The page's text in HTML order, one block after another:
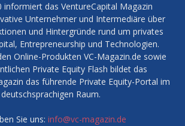
informiert das VentureCapital Magazin
Unternehmer und Intermediäre über
und Hintergründe rund um privates
Entrepreneurship und Technologien.
Online-Produkten VC-Magazin.de sowie
Private Equity Flash bildet das
das führende Private Equity-Portal im
deutschsprachigen Raum.
Sie uns: info@vc-magazin.de